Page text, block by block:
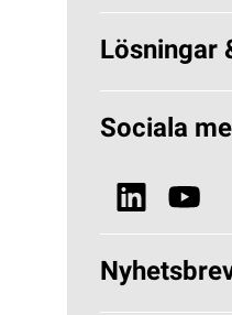
Om PAROC
Varför
Hållbarhet
Nyheter &
Lösningar
Lösningar
Sociala